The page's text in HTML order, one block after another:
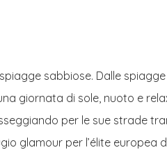
sabbiose. Dalle
giornata di sole, nuoto e
per le sue strade
glamour per l’élite europea